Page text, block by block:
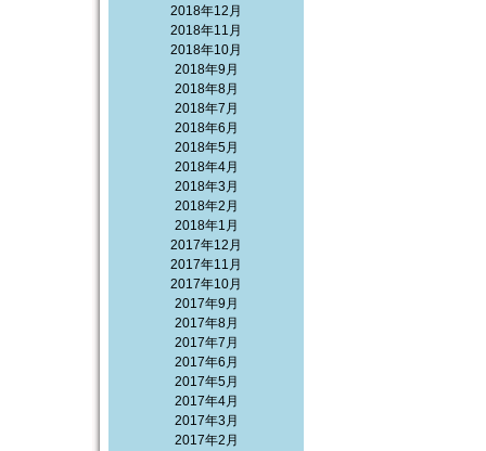
2018年12月
2018年11月
2018年10月
2018年9月
2018年8月
2018年7月
2018年6月
2018年5月
2018年4月
2018年3月
2018年2月
2018年1月
2017年12月
2017年11月
2017年10月
2017年9月
2017年8月
2017年7月
2017年6月
2017年5月
2017年4月
2017年3月
2017年2月